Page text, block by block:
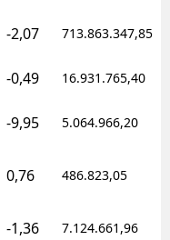
-2,07 713.863.347,85
-0,49 16.931.765,40
-9,95 5.064.966,20
0,76 486.823,05
-1,36 7.124.661,96